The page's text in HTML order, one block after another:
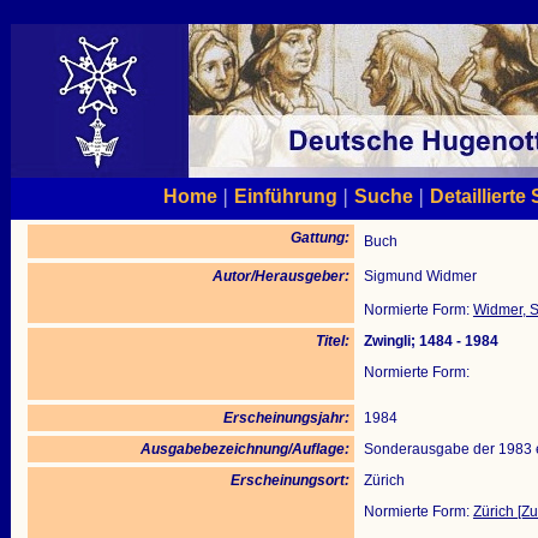
Home| Einführung | Suche| Detaillierte
Gattung: Buch
Autor/Herausgeber:
Sigmund Widmer
Normierte Form: Widmer,
Titel:
Zwingli; 1484 - 1984
Normierte Form:
Erscheinungsjahr:
1984
Ausgabebezeichnung/Auflage:
Sonderausgabe der 1983
Erscheinungsort:
Zürich
Normierte Form: Zürich